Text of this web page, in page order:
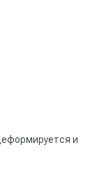
и